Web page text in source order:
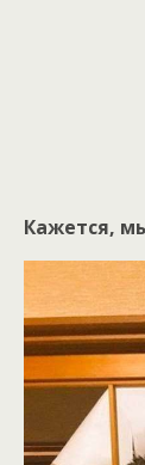
Кажется,